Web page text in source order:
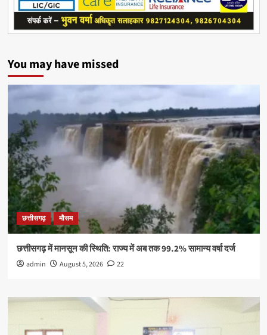
You may have missed
छत्तीसगढ़ मौसम
छत्तीसगढ़ में मानसून की स्थिति: राज्य में अब तक 99.2% सामान्य वर्षा दर्ज
admin August 5, 2026 22